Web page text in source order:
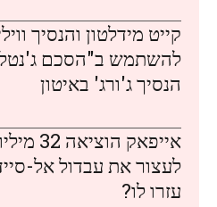
קייט מידלטון והנסיך
להשתמש ב"הסכם
הנסיך ג'ורג' באיטון
אייפאק
לעצור את עבדול אל-
עזרו לו?